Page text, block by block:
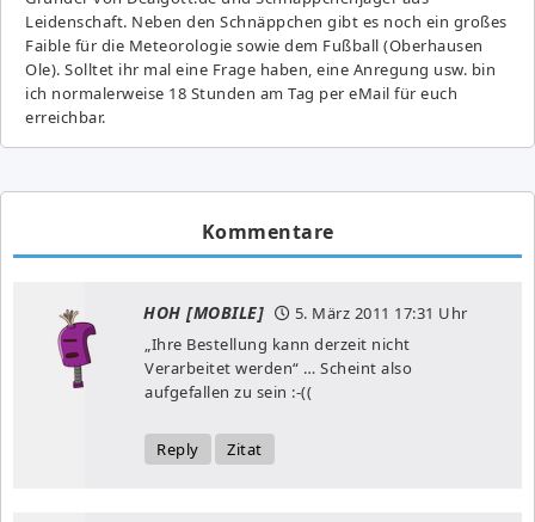
Leidenschaft. Neben den Schnäppchen gibt es noch ein großes
Fai­ble für die Meteorologie sowie dem Fußball (Oberhausen
Ole). Solltet ihr mal eine Frage haben, eine Anregung usw. bin
ich normalerweise 18 Stunden am Tag per eMail für euch
erreichbar.
Kommentare
HOH [MOBILE] 5. März 2011 17:31 Uhr
„Ihre Bestellung kann derzeit nicht
Verarbeitet werden“ … Scheint also
aufgefallen zu sein :-((
Reply Zitat